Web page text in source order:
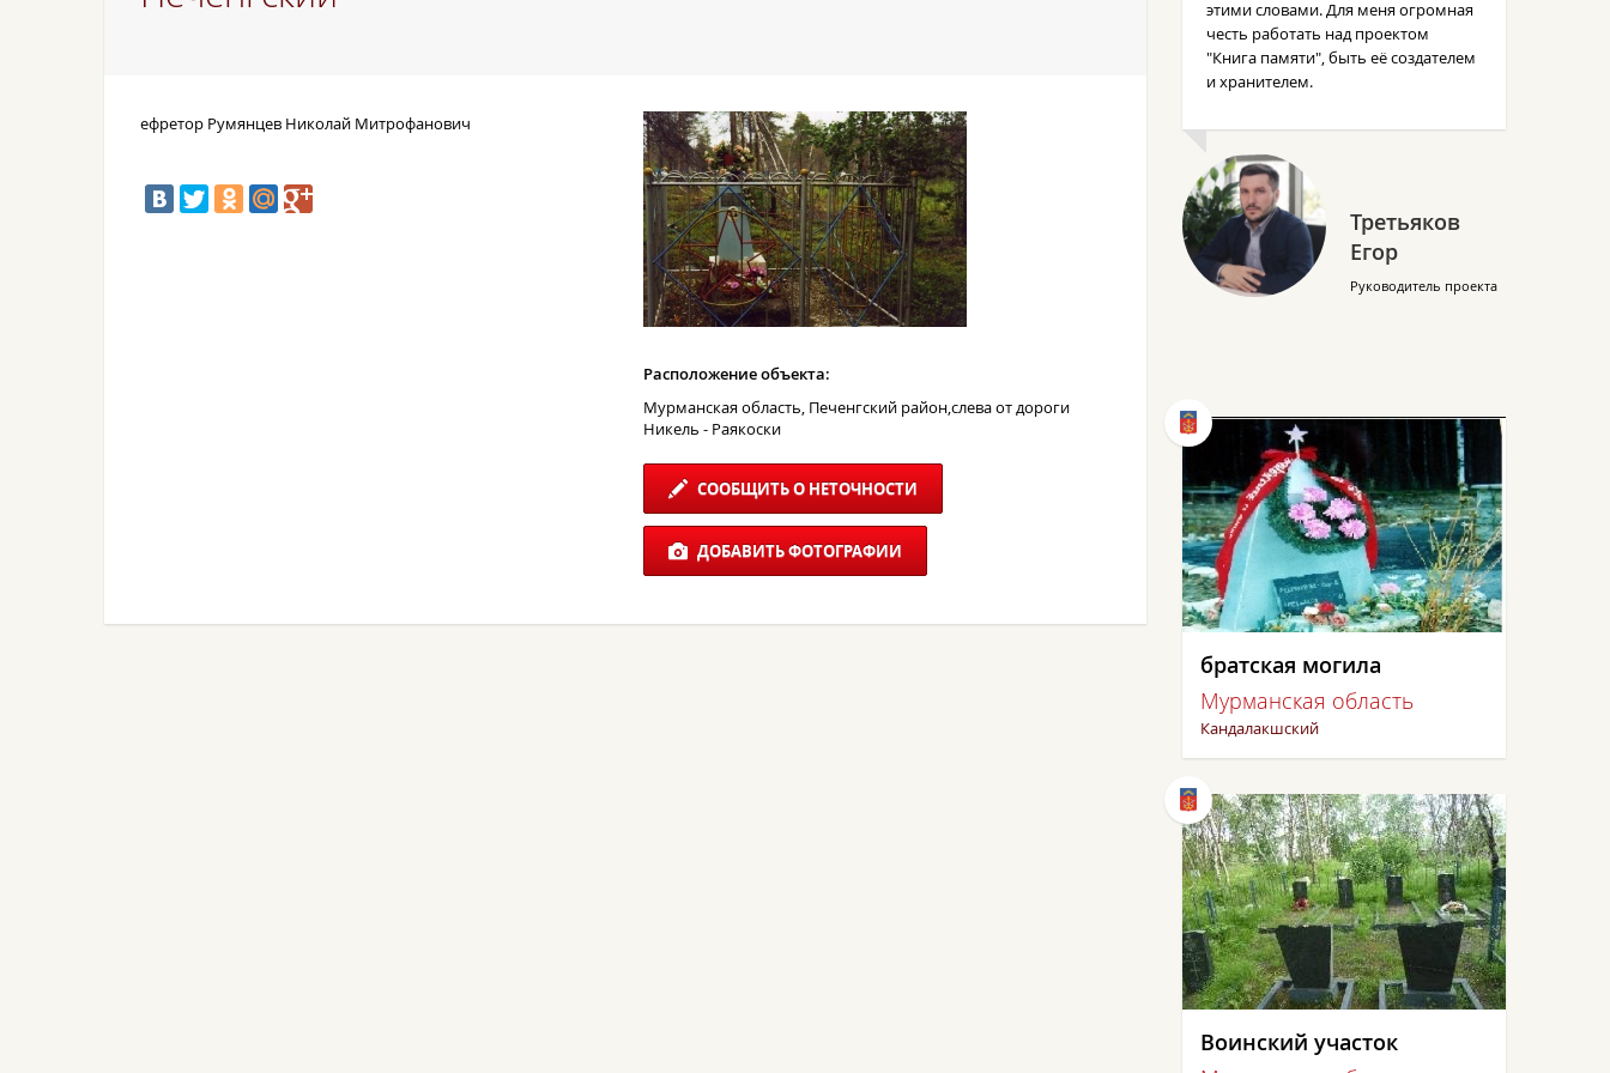
ефретор Румянцев Николай Митрофанович
Расположение объекта:
Мурманская область, Печенгский район,слева от дороги
Никель - Раякоски
СООБЩИТЬ О НЕТОЧНОСТИ
ДОБАВИТЬ ФОТОГРАФИИ
этими словами. Для меня огромная
честь работать над проектом
"Книга памяти", быть её создателем
и хранителем.
Третьяков
Егор
Руководитель проекта
братская могила
Мурманская область
Кандалакшский
Воинский участок